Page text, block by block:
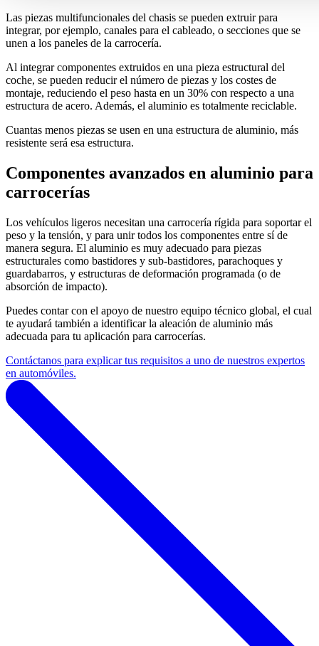
Las piezas multifuncionales del chasis se pueden extruir para
integrar, por ejemplo, canales para el cableado, o secciones que se
unen a los paneles de la carrocería.
Al integrar componentes extruidos en una pieza estructural del
coche, se pueden reducir el número de piezas y los costes de
montaje, reduciendo el peso hasta en un 30% con respecto a una
estructura de acero. Además, el aluminio es totalmente reciclable.
Cuantas menos piezas se usen en una estructura de aluminio, más
resistente será esa estructura.
Componentes avanzados en aluminio para
carrocerías
Los vehículos ligeros necesitan una carrocería rígida para soportar el
peso y la tensión, y para unir todos los componentes entre sí de
manera segura. El aluminio es muy adecuado para piezas
estructurales como bastidores y sub-bastidores, parachoques y
guardabarros, y estructuras de deformación programada (o de
absorción de impacto).
Puedes contar con el apoyo de nuestro equipo técnico global, el cual
te ayudará también a identificar la aleación de aluminio más
adecuada para tu aplicación para carrocerías.
Contáctanos para explicar tus requisitos a uno de nuestros expertos
en automóviles.